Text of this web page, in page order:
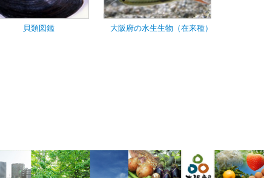
貝類図鑑 大阪府の水生生物（在来種）